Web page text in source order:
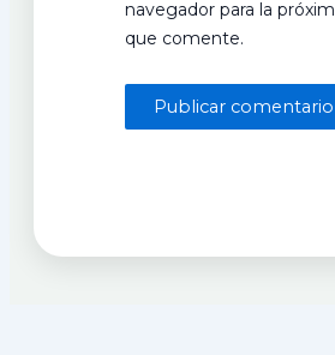
navegador para la
que comente.